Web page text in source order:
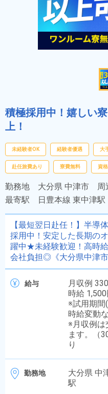
積極採用中！嬉しい
上！
未経験者OK 経験者優遇 大
赴任旅費あり 寮費無料 資
勤務地 大分県 中津市 周
最寄駅
日豊本線 東中津駅
【最短翌日赴任！】半
採用中！安定した長期の
躍中★未経験歓迎！高時
会社負担◎《大分県中津市
給与
月収例
時給
※試用期間
時給変動
※月収例は
ます。（
り
勤務地
大分県
駅